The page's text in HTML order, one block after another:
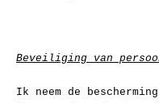
Beveiliging van
Ik neem de